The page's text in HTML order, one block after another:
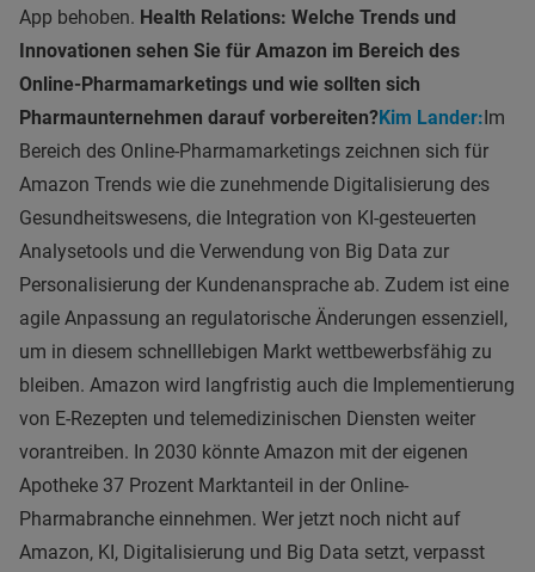
App behoben. Health Relations: Welche Trends und
Innovationen sehen Sie für Amazon im Bereich des
Online-Pharmamarketings und wie sollten sich
Pharmaunternehmen darauf vorbereiten?Kim Lander:Im
Bereich des Online-Pharmamarketings zeichnen sich für
Amazon Trends wie die zunehmende Digitalisierung des
Gesundheitswesens, die Integration von KI-gesteuerten
Analysetools und die Verwendung von Big Data zur
Personalisierung der Kundenansprache ab. Zudem ist eine
agile Anpassung an regulatorische Änderungen essenziell,
um in diesem schnelllebigen Markt wettbewerbsfähig zu
bleiben. Amazon wird langfristig auch die Implementierung
von E-Rezepten und telemedizinischen Diensten weiter
vorantreiben. In 2030 könnte Amazon mit der eigenen
Apotheke 37 Prozent Marktanteil in der Online-
Pharmabranche einnehmen. Wer jetzt noch nicht auf
Amazon, KI, Digitalisierung und Big Data setzt, verpasst